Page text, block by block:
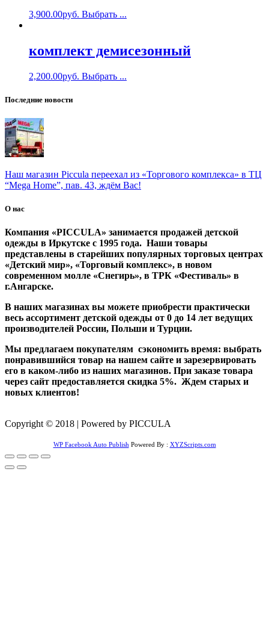
3,900.00руб. Выбрать ...
комплект демисезонный
2,200.00руб. Выбрать ...
Последние новости
Наш магазин Piccula переехал из «Торгового комплекса» в ТЦ
“Mega Home”, пав. 43, ждём Вас!
О нас
Компания «PICCULA» занимается продажей детской
одежды в Иркутске с 1995 года. Наши товары
представлены в старейших популярных торговых центрах
«Детский мир», «Торговый комплекс», в новом
современном молле «Снегирь», в ТРК «Фестиваль» в
г.Ангарске.
В наших магазинах вы можете приобрести практически
весь ассортимент детской одежды от 0 до 14 лет ведущих
производителей России, Польши и Турции.
Мы предлагаем покупателям сэкономить время: выбрать
понравившийся товар на нашем сайте и зарезервировать
его в каком-либо из наших магазинов. При заказе товара
через сайт предоставляется скидка 5%. Ждем старых и
новых клиентов!
Copyright © 2018 | Powered by PICCULA
WP Facebook Auto Publish Powered By : XYZScripts.com